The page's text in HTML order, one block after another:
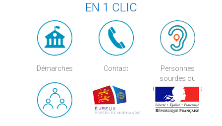
EN 1 CLIC
Démarches Contact
Personnes
sourdes ou
malentendantes